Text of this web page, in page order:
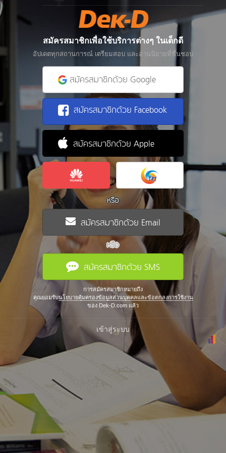
สมัครสมาชิกเพื่อใช้บริการต่างๆ ในเด็กดี
อัปเดตทุกสถานการณ์ เตรียมสอบ และอ่านนิยายที่ชื่นชอบ
สมัครสมาชิกด้วย Google
สมัครสมาชิกด้วย Facebook
สมัครสมาชิกด้วย Apple
หรือ
สมัครสมาชิกด้วย Email
หรือ
สมัครสมาชิกด้วย SMS
การสมัครสมาชิกหมายถึง
คุณยอมรับนโยบายคุ้มครองข้อมูลส่วนบุคคลและข้อตกลงการใช้งาน
ของ Dek-D.com แล้ว
เข้าสู่ระบบ